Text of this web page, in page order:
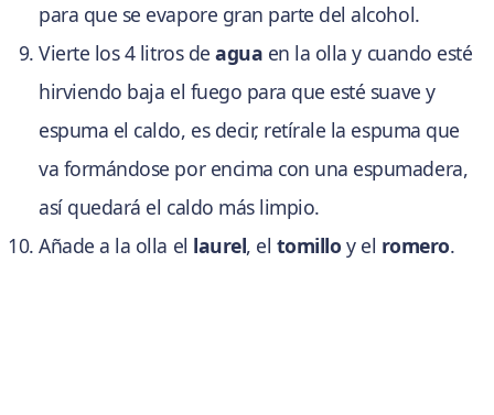
para que se evapore gran parte del alcohol.
Vierte los 4 litros deagua en la olla y cuando esté
hirviendo baja el fuego para que esté suave y
espuma el caldo, es decir, retírale la espuma que
va formándose por encima con una espumadera,
así quedará el caldo más limpio.
Añade a la olla el laurel, el tomillo y el romero.